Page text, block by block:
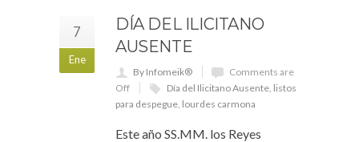
7
Ene
DÍA DEL ILICITANO
AUSENTE
By Infomeik®
Comments are
Off
Día del Ilicitano Ausente listos
para despegue lourdes carmona
Este año SS.MM. los Reyes